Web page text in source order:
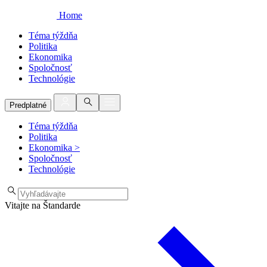
Home
Téma týždňa
Politika
Ekonomika
Spoločnosť
Technológie
Predplatné
Téma týždňa
Politika
Ekonomika >
Spoločnosť
Technológie
Vitajte na Štandarde